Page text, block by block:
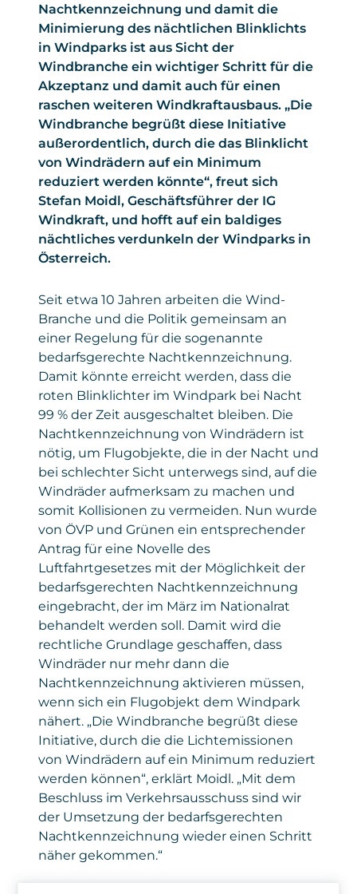
Nachtkennzeichnung und damit die
Minimierung des nächtlichen Blinklichts
in Windparks ist aus Sicht der
Windbranche ein wichtiger Schritt für die
Akzeptanz und damit auch für einen
raschen weiteren Windkraftausbaus. „Die
Windbranche begrüßt diese Initiative
außerordentlich, durch die das Blinklicht
von Windrädern auf ein Minimum
reduziert werden könnte“, freut sich
Stefan Moidl, Geschäftsführer der IG
Windkraft, und hofft auf ein baldiges
nächtliches verdunkeln der Windparks in
Österreich.
Seit etwa 10 Jahren arbeiten die Wind-
Branche und die Politik gemeinsam an
einer Regelung für die sogenannte
bedarfsgerechte Nachtkennzeichnung.
Damit könnte erreicht werden, dass die
roten Blinklichter im Windpark bei Nacht
99 % der Zeit ausgeschaltet bleiben. Die
Nachtkennzeichnung von Windrädern ist
nötig, um Flugobjekte, die in der Nacht und
bei schlechter Sicht unterwegs sind, auf die
Windräder aufmerksam zu machen und
somit Kollisionen zu vermeiden. Nun wurde
von ÖVP und Grünen ein entsprechender
Antrag für eine Novelle des
Luftfahrtgesetzes mit der Möglichkeit der
bedarfsgerechten Nachtkennzeichnung
eingebracht, der im März im Nationalrat
behandelt werden soll. Damit wird die
rechtliche Grundlage geschaffen, dass
Windräder nur mehr dann die
Nachtkennzeichnung aktivieren müssen,
wenn sich ein Flugobjekt dem Windpark
nähert. „Die Windbranche begrüßt diese
Initiative, durch die die Lichtemissionen
von Windrädern auf ein Minimum reduziert
werden können“, erklärt Moidl. „Mit dem
Beschluss im Verkehrsausschuss sind wir
der Umsetzung der bedarfsgerechten
Nachtkennzeichnung wieder einen Schritt
näher gekommen.“